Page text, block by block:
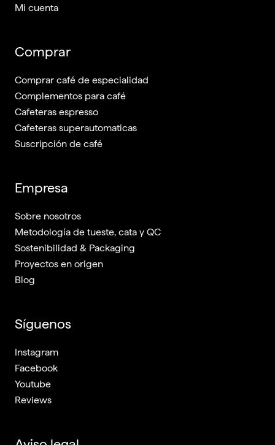
Mi cuenta
Comprar
Comprar café de especialidad
Complementos para café
Cafeteras espresso
Cafeteras superautomaticas
Suscripción de café
Empresa
Sobre nosotros
Metodología de tueste, cata y QC
Sostenibilidad & Packaging
Proyectos en origen
Blog
Síguenos
Instagram
Facebook
Youtube
Reviews